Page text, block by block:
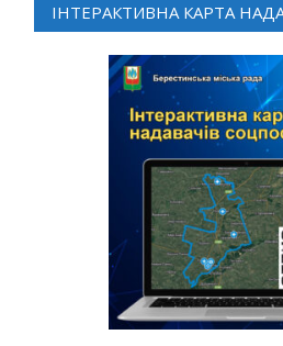
ІНТЕРАКТИВНА КАРТА